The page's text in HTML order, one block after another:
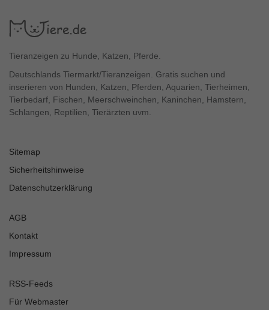
Tieranzeigen zu Hunde, Katzen, Pferde.
Deutschlands Tiermarkt/Tieranzeigen. Gratis suchen und
inserieren von Hunden, Katzen, Pferden, Aquarien, Tierheimen,
Tierbedarf, Fischen, Meerschweinchen, Kaninchen, Hamstern,
Schlangen, Reptilien, Tierärzten uvm.
Sitemap
Sicherheitshinweise
Datenschutzerklärung
AGB
Kontakt
Impressum
RSS-Feeds
Für Webmaster